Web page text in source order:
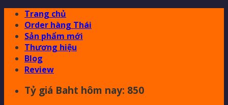
Skip
content
Trang chủ
Order hàng Thái
Sản phẩm mới
Thương hiệu
Blog
Review
Tỷ giá Baht hôm nay: 850